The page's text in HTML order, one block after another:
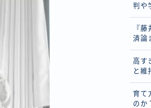
判や
『
済論
高す
と維
育て
のか